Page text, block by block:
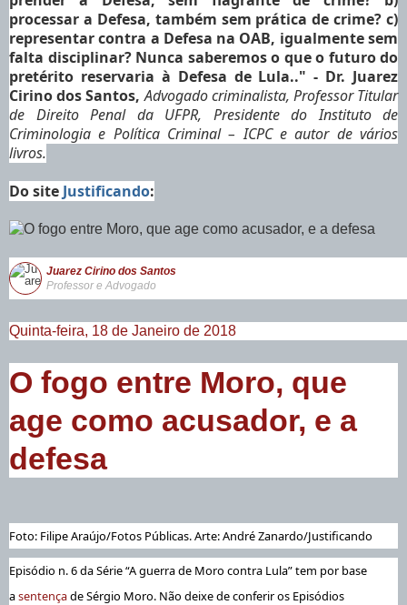
processar a Defesa, também sem prática de crime? c)
representar contra a Defesa na OAB, igualmente sem
falta disciplinar? Nunca saberemos o que o futuro do
pretérito reservaria à Defesa de Lula.." - Dr. Juarez
Cirino dos Santos,Advogado criminalista, Professor Titular
de Direito Penal da UFPR, Presidente do Instituto de
Criminologia e Política Criminal – ICPC e autor de vários
livros.
Do site Justificando:
Juarez Cirino dos Santos
Professor e Advogado
Quinta-feira, 18 de Janeiro de 2018
O fogo entre Moro, que
age como acusador, e a
defesa
Foto: Filipe Araújo/Fotos Públicas. Arte: André Zanardo/Justificando
Episódio n. 6 da Série “A guerra de Moro contra Lula” tem por base
asentençade Sérgio Moro. Não deixe de conferir os Episódios